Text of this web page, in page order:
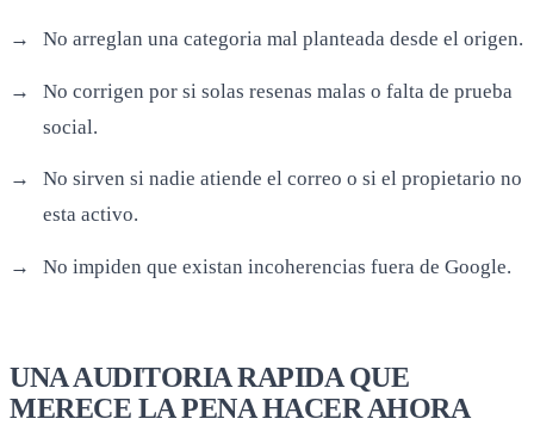
No arreglan una categoria mal planteada desde el origen.
No corrigen por si solas resenas malas o falta de prueba
social.
No sirven si nadie atiende el correo o si el propietario no
esta activo.
No impiden que existan incoherencias fuera de Google.
UNA AUDITORIA RAPIDA QUE
MERECE LA PENA HACER AHORA